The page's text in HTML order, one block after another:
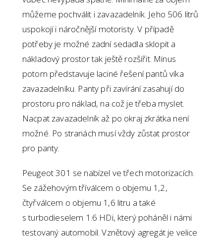
můžeme pochválit i zavazadelník. Jeho 506 litrů
uspokojí i náročnější motoristy. V případě
potřeby je možné zadní sedadla sklopit a
nákladový prostor tak ještě rozšířit. Minus
potom představuje laciné řešení pantů víka
zavazadelníku. Panty při zavírání zasahují do
prostoru pro náklad, na což je třeba myslet.
Nacpat zavazadelník až po okraj zkrátka není
možné. Po stranách musí vždy zůstat prostor
pro panty.
Peugeot 301 se nabízel ve třech motorizacích.
Se zážehovým tříválcem o objemu 1,2,
čtyřválcem o objemu 1,6 litru a také
s turbodieselem 1.6 HDi, který poháněl i námi
testovaný automobil. Vznětový agregát je velice